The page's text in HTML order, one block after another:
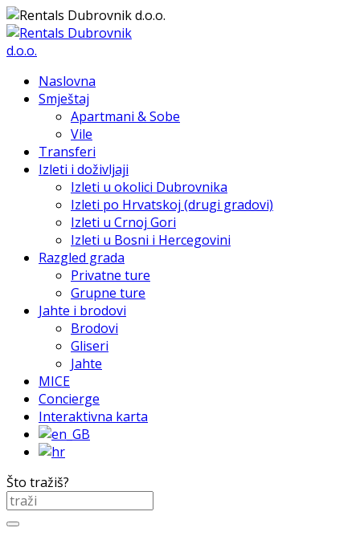
Naslovna
Smještaj
Apartmani & Sobe
Vile
Transferi
Izleti i doživljaji
Izleti u okolici Dubrovnika
Izleti po Hrvatskoj (drugi gradovi)
Izleti u Crnoj Gori
Izleti u Bosni i Hercegovini
Razgled grada
Privatne ture
Grupne ture
Jahte i brodovi
Brodovi
Gliseri
Jahte
MICE
Concierge
Interaktivna karta
Što tražiš?